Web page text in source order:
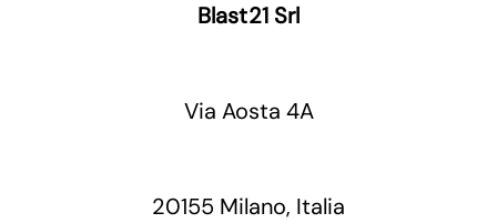
Blast21 Srl
Via Aosta 4A
20155 Milano, Italia